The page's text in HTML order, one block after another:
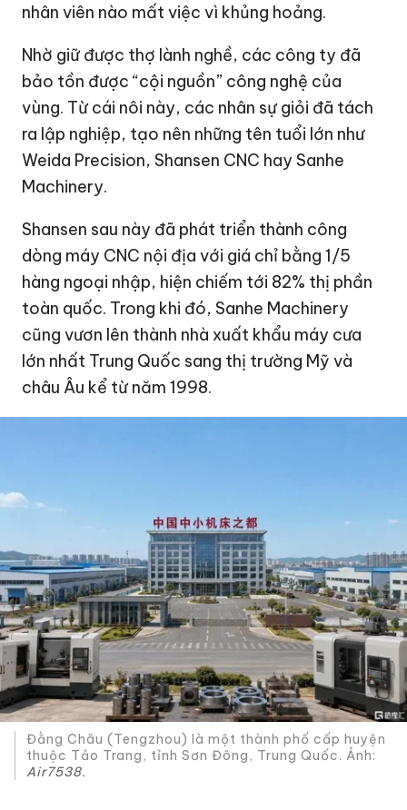
nhân viên nào mất việc vì khủng hoảng.
Nhờ giữ được thợ lành nghề, các công ty đã
bảo tồn được “cội nguồn” công nghệ của
vùng. Từ cái nôi này, các nhân sự giỏi đã tách
ra lập nghiệp, tạo nên những tên tuổi lớn như
Weida Precision, Shansen CNC hay Sanhe
Machinery.
Shansen sau này đã phát triển thành công
dòng máy CNC nội địa với giá chỉ bằng 1/5
hàng ngoại nhập, hiện chiếm tới 82% thị phần
toàn quốc. Trong khi đó, Sanhe Machinery
cũng vươn lên thành nhà xuất khẩu máy cưa
lớn nhất Trung Quốc sang thị trường Mỹ và
châu Âu kể từ năm 1998.
Đằng Châu (Tengzhou) là một thành phố cấp huyện
thuộc Tảo Trang, tỉnh Sơn Đông, Trung Quốc. Ảnh:
Air7538.